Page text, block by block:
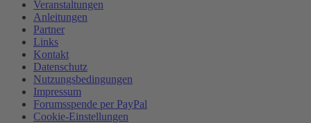
Veranstaltungen
Anleitungen
Partner
Links
Kontakt
Datenschutz
Nutzungsbedingungen
Impressum
Forumsspende per PayPal
Cookie-Einstellungen